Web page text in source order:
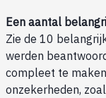
Een aantal
Zie de 10
werden
compleet te
onzekerheden,